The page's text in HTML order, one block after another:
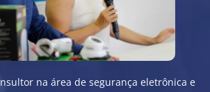
na área de segurança eletrônica e